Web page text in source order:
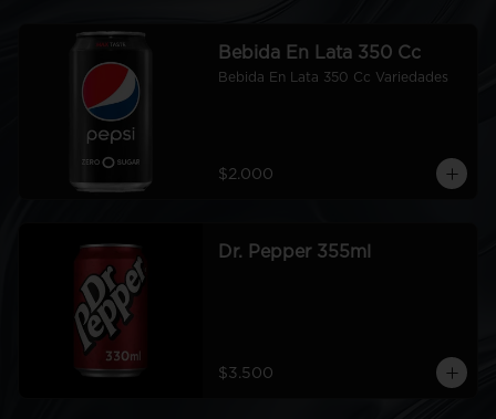
Bebida En Lata 350 Cc
Bebida En Lata 350 Cc Variedades
$2.000
Dr. Pepper 355ml
$3.500